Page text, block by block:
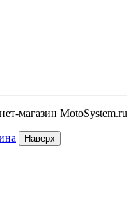
магазин MotoSystem.ru
Наверх